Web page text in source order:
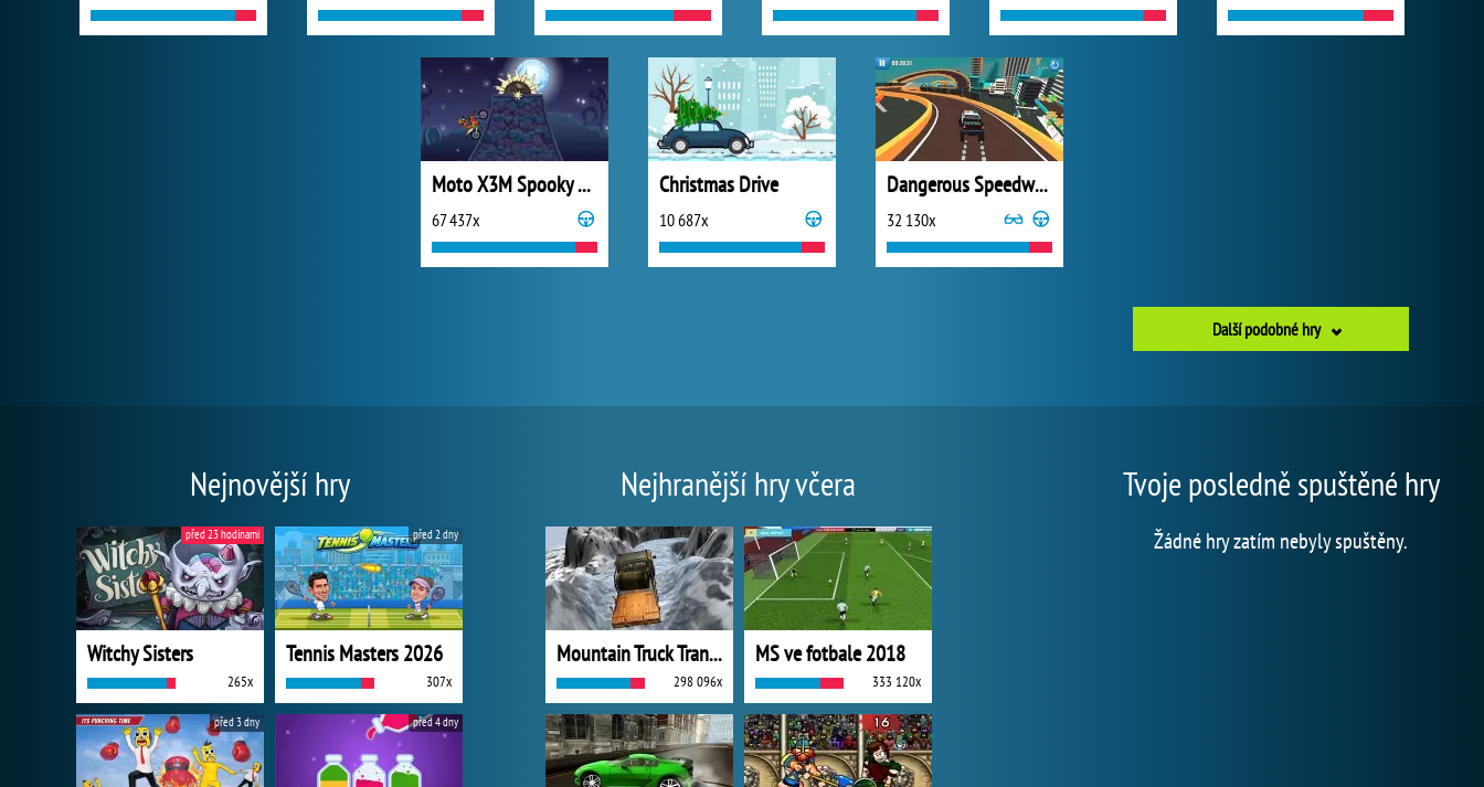
Moto X3M Spooky Land
67 437x
Christmas Drive
10 687x
Dangerous Speedway Cars
32 130x
Další podobné hry
Nejnovější hry
Witchy Sisters
265x
před 23 hodinami
Tennis Masters 2026
307x
před 2 dny
před 3 dny před 4 dny
Nejhranější hry včera
Mountain Truck Transport
298 096x
MS ve fotbale 2018
333 120x
Tvoje posledně spuštěné hry
Žádné hry zatím nebyly spuštěny.